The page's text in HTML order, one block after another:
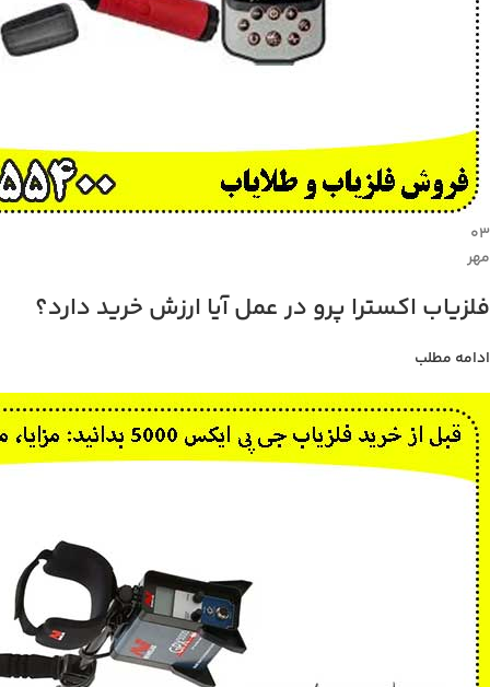
۰۳
مهر
فلزیاب اکسترا پرو در عمل آیا ارزش خرید دارد؟
ادامه مطلب